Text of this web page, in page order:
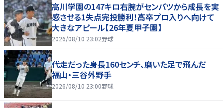
高川学園の147キロ右腕がセンバツから成長を実
感させる1失点完投勝利！高卒プロ入りへ向けて
大きなアピール【26年夏甲子園】
2026/08/10 23:02野球
代走だった身長160センチ、磨いた足で飛んだ
福山・三谷外野手
2026/08/10 23:00野球